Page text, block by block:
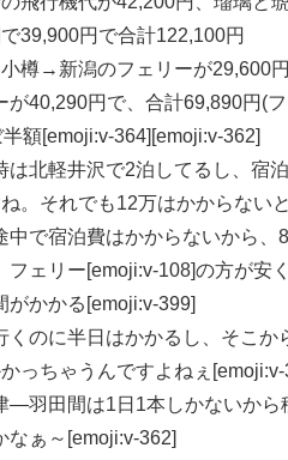
39,900円で合計122,100円
樽→新潟のフェリーが29,600円
40,290円で、合計69,890円(
額[emoji:v-364][emoji:v-362]
は北軽井沢で2泊してるし、宿
。それでも12万はかからない
で宿泊費はかからないから、8
ェリー[emoji:v-108]の方が安
がかかる[emoji:v-399]
のに半日はかかるし、そこか
っちゃうんですよねぇ[emoji:v-
―羽田間は1日1本しかないか
なぁ～[emoji:v-362]